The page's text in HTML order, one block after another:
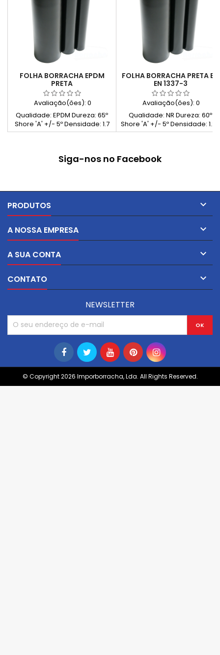
FOLHA BORRACHA EPDM
PRETA
Avaliação(ões): 0
Qualidade: EPDM Dureza: 65º
Shore 'A' +/- 5º Densidade: 1.7
g/cm³
FOLHA BORRACHA PRETA BS
EN 1337-3
Avaliação(ões): 0
Qualidade: NR Dureza: 60º
Shore 'A' +/- 5º Densidade: 1.25
g/cm³
Siga-nos no Facebook
PRODUTOS 
A NOSSA EMPRESA 
A SUA CONTA 
CONTATO 
NEWSLETTER
© Copyright 2026 Imporborracha, Lda. All Rights Reserved.